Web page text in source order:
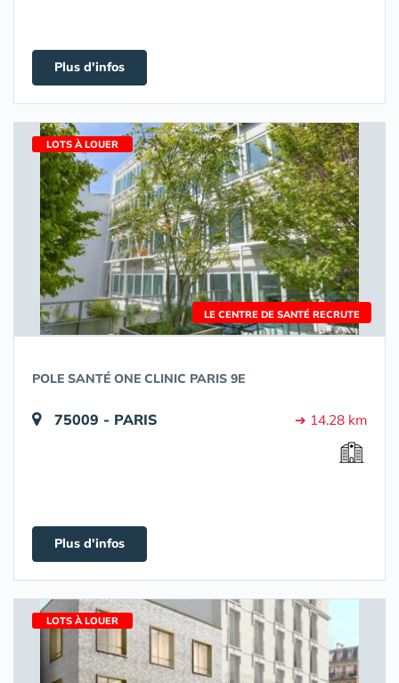
Plus d'infos
LE CENTRE DE SANTÉ RECRUTE
LOTS À LOUER
POLE SANTÉ ONE CLINIC PARIS 9E
75009 - PARIS ➔ 14.28 km
Plus d'infos
LOTS À LOUER